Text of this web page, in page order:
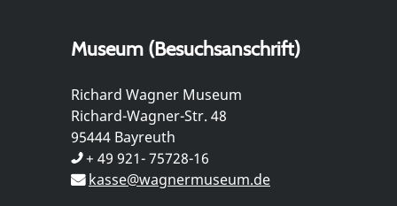
Museum (Besuchsanschrift)
Richard Wagner Museum
Richard-Wagner-Str. 48
95444 Bayreuth
+ 49 921- 75728-16
kasse@wagnermuseum.de